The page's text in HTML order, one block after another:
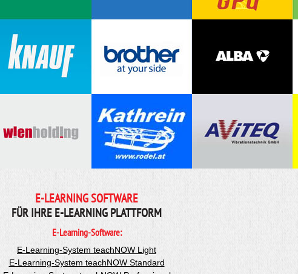
E-LEARNING SOFTWARE
FÜR IHRE E-LEARNING PLATTFORM
E-Learning-Software:
E-Learning-System teachNOW Light
E-Learning-System teachNOW Standard